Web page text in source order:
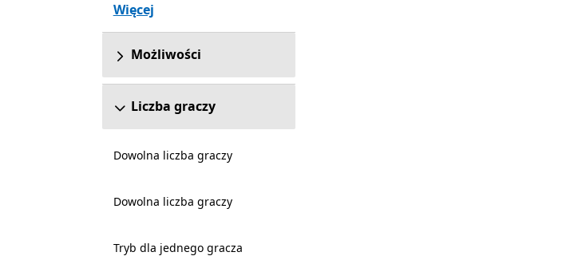
Więcej
Możliwości
Liczba graczy
Dowolna liczba graczy
Dowolna liczba graczy
Tryb dla jednego gracza